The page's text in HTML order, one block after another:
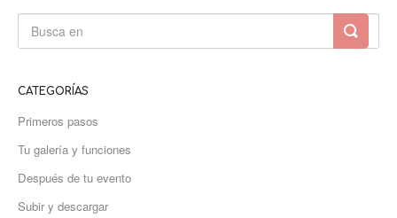
CATEGORÍAS
Primeros pasos
Tu galería y funciones
Después de tu evento
Subir y descargar